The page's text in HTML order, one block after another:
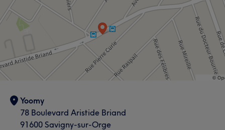
Yoomy
78 Boulevard Aristide Briand
91600 Savigny-sur-Orge